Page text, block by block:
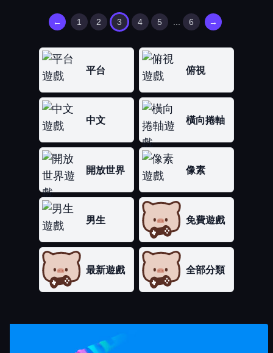
← 1 2 3 4 5 6 →
平台 俯視
中文 橫向捲軸
開放世界 像素
男生 免費遊戲
最新遊戲 全部分類